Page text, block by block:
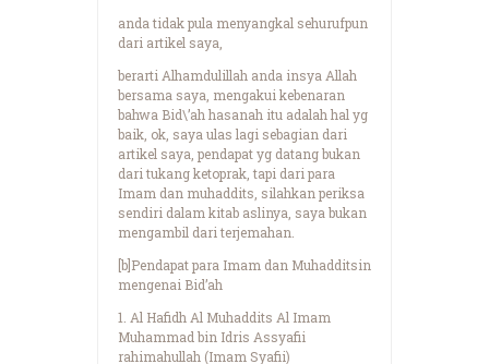
anda tidak pula menyangkal sehurufpun
dari artikel saya,
berarti Alhamdulillah anda insya Allah
bersama saya, mengakui kebenaran
bahwa Bid\’ah hasanah itu adalah hal yg
baik, ok, saya ulas lagi sebagian dari
artikel saya, pendapat yg datang bukan
dari tukang ketoprak, tapi dari para
Imam dan muhaddits, silahkan periksa
sendiri dalam kitab aslinya, saya bukan
mengambil dari terjemahan.
[b]Pendapat para Imam dan Muhadditsin
mengenai Bid’ah
1. Al Hafidh Al Muhaddits Al Imam
Muhammad bin Idris Assyafii
rahimahullah (Imam Syafii)